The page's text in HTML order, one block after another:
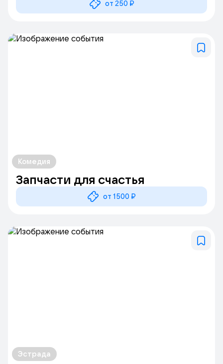
от 250 ₽
Комедия
Запчасти для счастья
от 1500 ₽
Эстрада